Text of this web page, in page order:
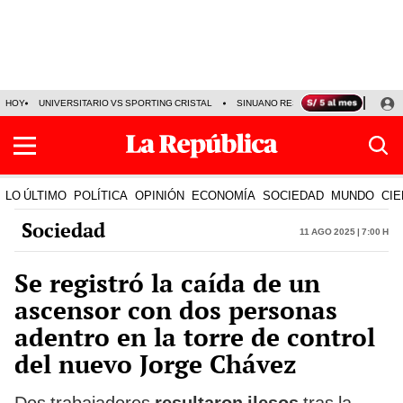
HOY UNIVERSITARIO VS SPORTING CRISTAL SINUANO RESULTADOS HOY
LO ÚLTIMO POLÍTICA OPINIÓN ECONOMÍA SOCIEDAD MUNDO
Sociedad 11 Ago 2025 | 7:00 h
Se registró la caída de un
ascensor con dos personas
adentro en la torre de control
del nuevo Jorge Chávez